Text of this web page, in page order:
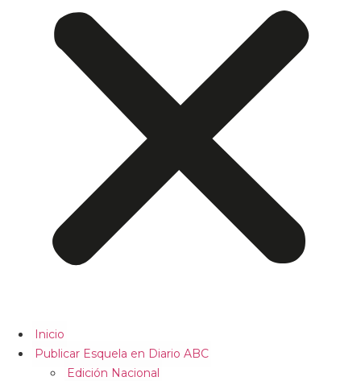
Inicio
Publicar Esquela en Diario ABC
Edición Nacional